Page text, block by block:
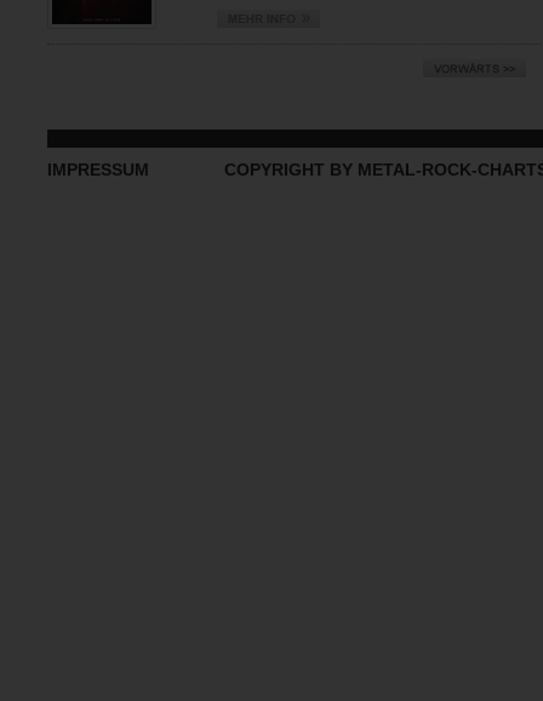
IMPRESSUM COPYRIGHT BY METAL-ROCK-